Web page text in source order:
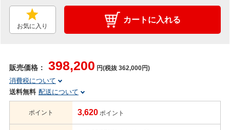
お気に入り
カートに入れる
販売価格： 398,200 円(税抜 362,000円)
消費税について
送料無料 配送について
ポイント 3,620 ポイント